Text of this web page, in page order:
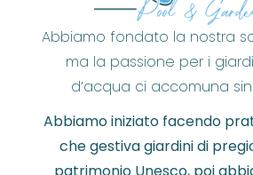
Abbiamo fondato la nostra
ma la passione per i
d’acqua ci accomuna
Abbiamo iniziato facendo
che gestiva giardini di
patrimonio Unesco, poi